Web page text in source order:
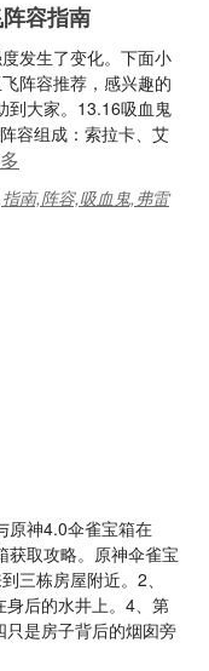
容指南
发生了变化。下面小
阵容推荐，感兴趣的
到大家。13.16吸血鬼
容组成：索拉卡、艾
南,阵容,吸血鬼,弗雷
原神4.0伞雀宝箱在
获取攻略。原神伞雀宝
三栋房屋附近。2、
后的水井上。4、第
是房子背后的烟囱旁